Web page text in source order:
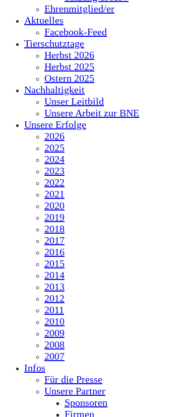
Ehrenmitglied/er
Aktuelles
Facebook-Feed
Tierschutztage
Herbst 2026
Herbst 2025
Ostern 2025
Nachhaltigkeit
Unser Leitbild
Unsere Arbeit zur BNE
Unsere Erfolge
2026
2025
2024
2023
2022
2021
2020
2019
2018
2017
2016
2015
2014
2013
2012
2011
2010
2009
2008
2007
Infos
Für die Presse
Unsere Partner
Sponsoren
Firmen